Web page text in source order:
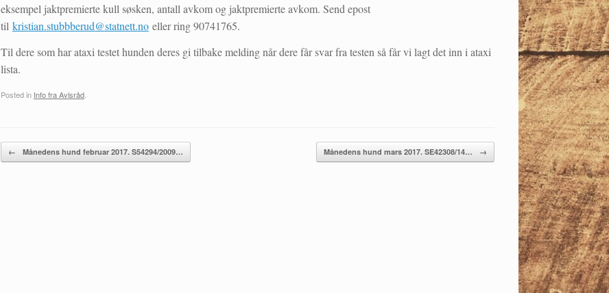
eksempel jaktpremierte kull søsken, antall avkom og jaktpremierte avkom. Send epost
tilkristian.stubbberud@statnett.no eller ring 90741765.
Til dere som har ataxi testet hunden deres gi tilbake melding når dere får svar fra testen så får vi lagt det inn i ataxi
lista.
Posted in Info fra Avlsråd
Post navigation
← Månedens hund februar 2017. S54294/2009… Månedens hund mars 2017. SE42308/14… →